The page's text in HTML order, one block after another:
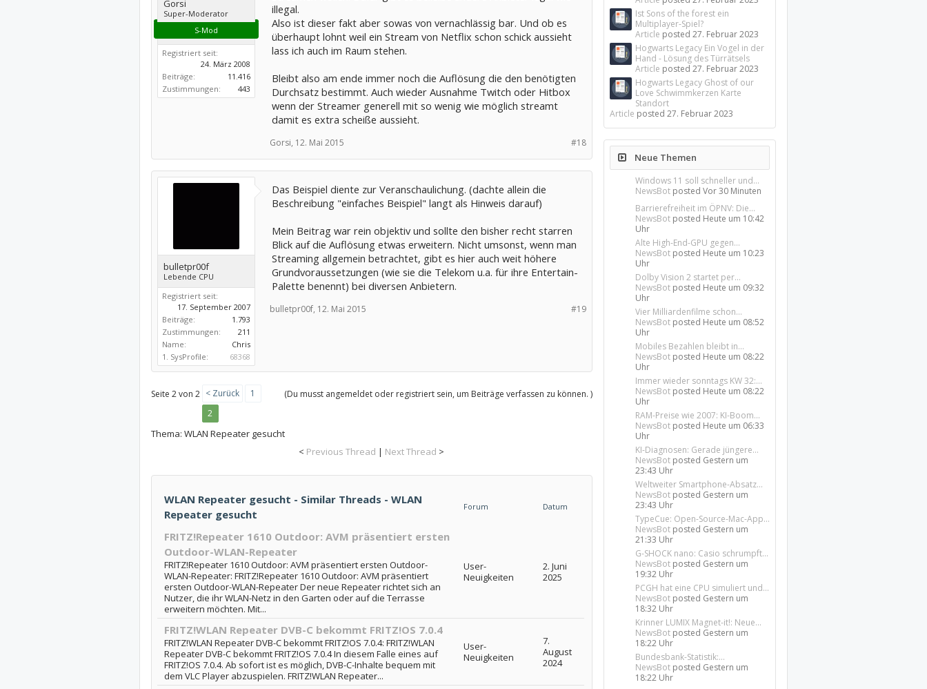
Gorsi
Super-Moderator
S-Mod
Registriert seit:
24. März 2008
Beiträge:
11.416
Zustimmungen:
443
illegal.
Also ist dieser fakt aber sowas von vernachlässig bar. Und ob es
überhaupt lohnt weil ein Stream von Netflix schon schick aussieht
lass ich auch im Raum stehen.
Bleibt also am ende immer noch die Auflösung die den benötigten
Durchsatz bestimmt. Auch wieder Ausnahme Twitch oder Hitbox
wenn der Streamer generell mit so wenig wie möglich streamt
damit es extra scheiße aussieht.
#18
Gorsi, 12. Mai 2015
bulletpr00f
Lebende CPU
Registriert seit:
17. September 2007
Beiträge:
1.793
Zustimmungen:
211
Name:
Chris
1. SysProfile:
68368
Das Beispiel diente zur Veranschaulichung. (dachte allein die
Beschreibung "einfaches Beispiel" langt als Hinweis darauf)
Mein Beitrag war rein objektiv und sollte den bisher recht starren
Blick auf die Auflösung etwas erweitern. Nicht umsonst, wenn man
Streaming allgemein betrachtet, gibt es hier auch weit höhere
Grundvoraussetzungen (wie sie die Telekom u.a. für ihre Entertain-
Palette benennt) bei diversen Anbietern.
#19
bulletpr00f, 12. Mai 2015
(Du musst angemeldet oder registriert sein, um Beiträge verfassen zu können. )
Seite 2 von 2 < Zurück
1
2
Thema: WLAN Repeater gesucht
< Previous Thread | Next Thread >
WLAN Repeater gesucht - Similar Threads - WLAN
Repeater gesucht
Forum Datum
FRITZ!Repeater 1610 Outdoor: AVM präsentiert ersten
Outdoor-WLAN-Repeater
FRITZ!Repeater 1610 Outdoor: AVM präsentiert ersten Outdoor-
WLAN-Repeater: FRITZ!Repeater 1610 Outdoor: AVM präsentiert
ersten Outdoor-WLAN-Repeater Der neue Repeater richtet sich an
Nutzer, die ihr WLAN-Netz in den Garten oder auf die Terrasse
erweitern möchten. Mit...
User-
Neuigkeiten
2. Juni
2025
FRITZ!WLAN Repeater DVB-C bekommt FRITZ!OS 7.0.4
FRITZ!WLAN Repeater DVB-C bekommt FRITZ!OS 7.0.4: FRITZ!WLAN
Repeater DVB-C bekommt FRITZ!OS 7.0.4 In diesem Falle eines auf
FRITZ!OS 7.0.4. Ab sofort ist es möglich, DVB-C-Inhalte bequem mit
dem VLC Player abzuspielen. FRITZ!WLAN Repeater...
User-
Neuigkeiten
7.
August
2024
Ist Sons of the forest ein
Multiplayer-Spiel?
Article posted27. Februar 2023
Hogwarts Legacy Ein Vogel in der
Hand - Lösung des Türrätsels
Article posted27. Februar 2023
Hogwarts Legacy Ghost of our
Love Schwimmkerzen Karte
Standort
Article posted27. Februar 2023
Neue Themen
Windows 11 soll schneller und...
NewsBot postedVor 30 Minuten
Barrierefreiheit im ÖPNV: Die...
NewsBot posted Heute um 10:42
Uhr
Alte High-End-GPU gegen...
NewsBot posted Heute um 10:23
Uhr
Dolby Vision 2 startet per...
NewsBot posted Heute um 09:32
Uhr
Vier Milliardenfilme schon...
NewsBot posted Heute um 08:52
Uhr
Mobiles Bezahlen bleibt in...
NewsBot posted Heute um 08:22
Uhr
Immer wieder sonntags KW 32:...
NewsBot posted Heute um 08:22
Uhr
RAM-Preise wie 2007: KI-Boom...
NewsBot posted Heute um 06:33
Uhr
KI-Diagnosen: Gerade jüngere...
NewsBot posted Gestern um
23:43 Uhr
Weltweiter Smartphone-Absatz...
NewsBot posted Gestern um
23:43 Uhr
TypeCue: Open-Source-Mac-App...
NewsBot posted Gestern um
21:33 Uhr
G-SHOCK nano: Casio schrumpft...
NewsBot posted Gestern um
19:32 Uhr
PCGH hat eine CPU simuliert und...
NewsBot posted Gestern um
18:32 Uhr
Krinner LUMIX Magnet-it!: Neue...
NewsBot posted Gestern um
18:22 Uhr
Bundesbank-Statistik:...
NewsBot posted Gestern um
18:22 Uhr